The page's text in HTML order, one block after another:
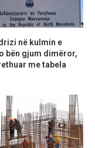
në kulmin e
bën gjum dimëror,
me tabela